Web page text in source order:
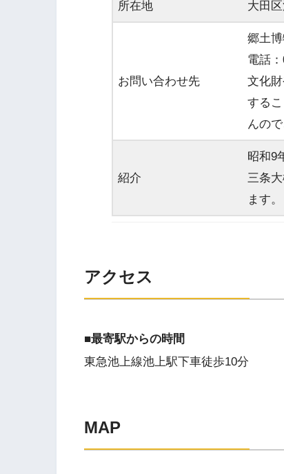
所在地 大田
お問い合わせ先
郷土
電話
文化
する
んの
紹介
昭和9
三条
ます。
アクセス
■最寄駅からの時間
東急池上線池上駅下車徒歩10分
MAP